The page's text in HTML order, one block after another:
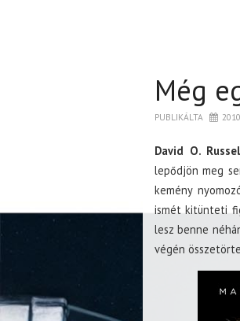
Még
PUBLIKÁLTA
David O.
lepődjön meg
kemény
ismét kitünteti
lesz benne
végén